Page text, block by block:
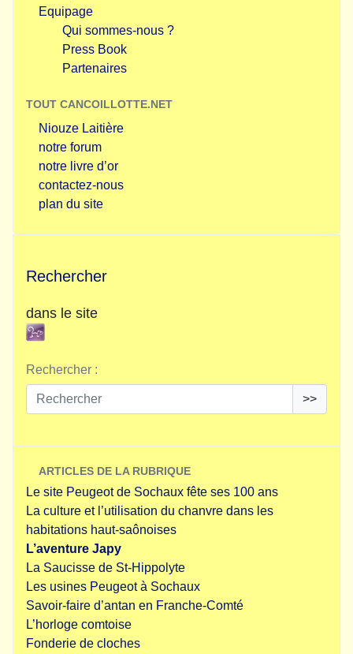
Equipage
Qui sommes-nous ?
Press Book
Partenaires
TOUT CANCOILLOTTE.NET
Niouze Laitière
notre forum
notre livre d’or
contactez-nous
plan du site
Rechercher
dans le site
Rechercher :
>>
ARTICLES DE LA RUBRIQUE
Le site Peugeot de Sochaux fête ses 100 ans
La culture et l’utilisation du chanvre dans les
habitations haut-saônoises
L’aventure Japy
La Saucisse de St-Hippolyte
Les usines Peugeot à Sochaux
Savoir-faire d’antan en Franche-Comté
L’horloge comtoise
Fonderie de cloches